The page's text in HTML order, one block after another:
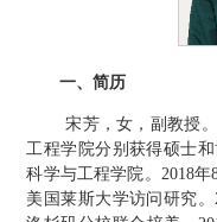
一、简历
宋芳，女，副教授。
工程学院分别获得硕士和
科学与工程学院。
2018年
美国莱斯大学访问研究。